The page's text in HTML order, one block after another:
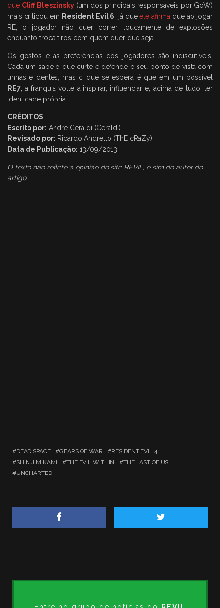
que Cliff Bleszinsky (um dos principais responsáveis por GoW)
mais criticou em Resident Evil 6 , já que ele afirma que ao jogar
RE, o jogador não quer correr loucamente de explosões
enquanto troca tiros com quem quer que seja.
Os gostos e as preferências dos jogadores são indiscutíveis.
Cada um sabe o que curte e defende o seu ponto de vista com
unhas e dentes, mas o que se espera é que em um possível
RE7 , a franquia volte a inspirar, influenciar e, acima de tudo, ter
identidade própria.
CRÉDITOS
Escrito por: André Ceraldi (Ceraldi)
Revisado por: Ricardo Andretto (ThE cRaZy)
Data de Publicação: 13/09/2013
O texto não reflete a opinião do site REVIL, e sim do autor do
artigo.
DEAD SPACE GEARS OF WAR
RESIDENT EVIL 4
SHINJI MIKAMI
THE EVIL WITHIN
THE LAST OF US
UNCHARTED
Entre no grupo de notícias do REVIL